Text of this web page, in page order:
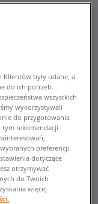
Klientów były udane, a
do ich potrzeb.
wszystkich
wykorzystywali
do przygotowania
tym rekomendacji
preferencji.
dotyczące
otrzymywać
do Twoich
więcej